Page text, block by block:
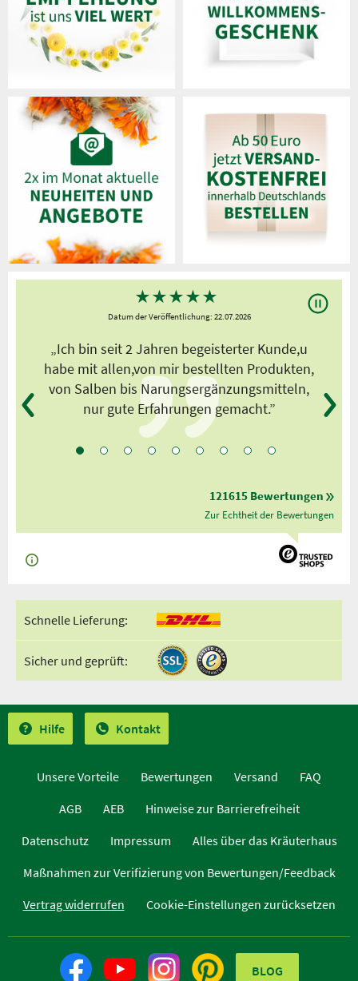
★★★★★
Datum der Veröffentlichung: 22.07.2026
„Ich bin seit 2 Jahren begeisterter Kunde,u
habe mit allen,von mir bestellten Produkten,
von Salben bis Narungsergänzungsmitteln,
nur gute Erfahrungen gemacht.”
121615 Bewertungen
Zur Echtheit der Bewertungen
Schnelle Lieferung:
Sicher und geprüft:
Hilfe Kontakt
Unsere Vorteile Bewertungen Versand
FAQ
AGB
AEB
Hinweise zur Barrierefreiheit
Datenschutz
Impressum
Alles über das Kräuterhaus
Maßnahmen zur Verifizierung von Bewertungen/Feedback
Vertrag widerrufen
Cookie-Einstellungen zurücksetzen
BLOG